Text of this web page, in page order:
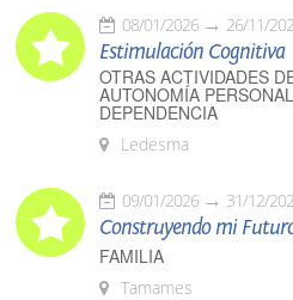
08/01/2026 26/11/
Estimulación Cognitiva
OTRAS ACTIVIDADES
AUTONOMÍA
DEPENDENCIA
Ledesma
09/01/2026 31/12/
Construyendo mi
FAMILIA
Tamames